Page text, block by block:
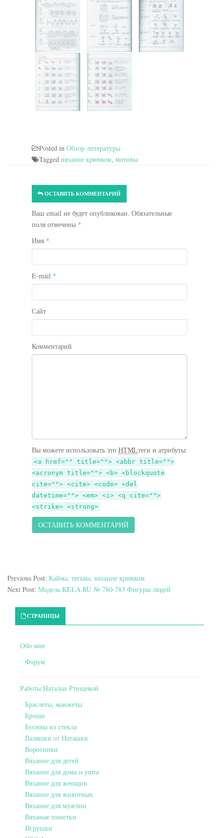
Posted in Обзор литературы
Tagged вязание крючком, мотивы
ОСТАВИТЬ КОММЕНТАРИЙ
Ваш email не будет опубликован. Обязательные
поля отмечены *
Имя *
E-mail *
Сайт
Комментарий
Вы можете использовать это HTMLтеги и атрибуты:
<a href="" title=""> <abbr title="">
<acronym title=""> <b> <blockquote
cite=""> <cite> <code> <del
datetime=""> <em> <i> <q cite="">
<strike> <strong>
Previous Post: Кайма, тесьма, вязание крючком
Next Post: Модель KELA.RU № 780-783 Фигуры людей
Primary Sidebar
СТРАНИЦЫ
Обо мне
Форум
Работы Натальи Ртищевой
Браслеты, манжеты
Броши
Бусины из стекла
Валяшки от Наташки
Воротники
Вязание для детей
Вязание для дома и уюта
Вязание для женщин
Вязание для животных
Вязание для мужчин
Вязаные пинетки
Игрушки